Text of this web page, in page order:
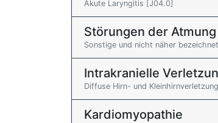
Akute Laryngitis [J04.0]
Störungen der Atmung
Sonstige und nicht näher
Intrakranielle
Diffuse Hirn- und
Kardiomyopathie